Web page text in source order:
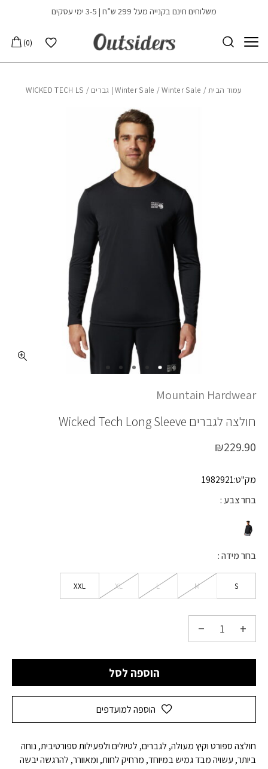
Skip to Contentמשלוחים חינם בקנייה מעל 299 ש”ח | 3-5 ימי עסקים
הרשימה שלי
0
עמוד הבית/
Winter Sale /Winter Sale | גברים / WICKED TECH LS
Mountain Hardwear
חולצה לגברים Wicked Tech Long Sleeve
₪229.90
מק"ט:1982921
בחר צבע
בחר מידה
S
M
L
XL
XXL
הוספה לסל
הוספה למועדפים
חולצה ספורט וקיץ מעולה, לגברים, לטיולים ולפעילות ספורטיבית, נוחה
ביותר, עשויה מבד גמיש במיוחד, מרחיק לחות, ומאוורר, להרגשה יבשה